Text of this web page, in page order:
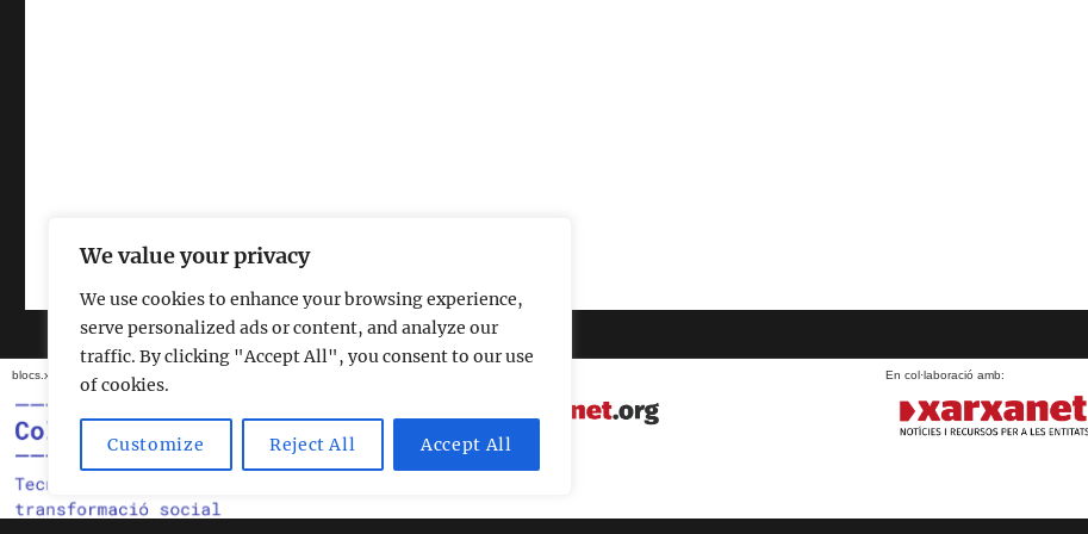
We value your privacy
We use cookies to enhance your browsing experience,
serve personalized ads or content, and analyze our
traffic. By clicking "Accept All", you consent to our use
of cookies.
Customize Reject All Accept All
blocs.xarxanet.org és un projecte de: En col·laboració amb: